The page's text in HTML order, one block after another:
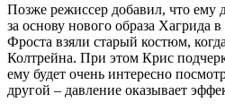
Позже режиссер добавил, что ему
за основу нового образа Хагрида
Фроста взяли старый костюм,
Колтрейна. При этом Крис
ему будет очень интересно
другой – давление оказывает